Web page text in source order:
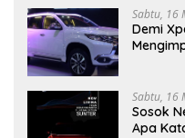
Sabtu, 16
Demi
Sabtu, 16
Sosok
Apa